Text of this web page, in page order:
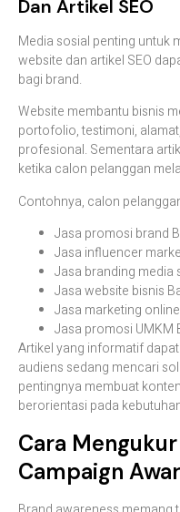
Dan Artikel SEO
Media sosial penting untuk
website dan artikel SEO
bagi brand.
Website membantu bisnis
portofolio, testimoni,
profesional. Sementara
ketika calon pelanggan
Contohnya, calon
Jasa promosi brand
Jasa influencer
Jasa branding media
Jasa website bisnis
Jasa marketing
Jasa promosi UMKM
Artikel yang informatif
audiens sedang mencari
pentingnya membuat
berorientasi pada
Cara
Campaign